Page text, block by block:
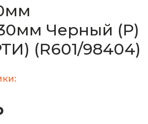
Черный (Р)
(R601/98404)